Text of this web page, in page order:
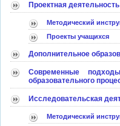
Проектная деятельность
Методический
Проекты учащихся
Дополнительное
Современные
образовательного
Исследовательская
Методический